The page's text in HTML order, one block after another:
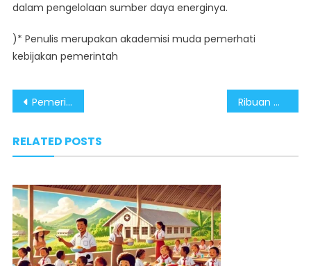
dalam pengelolaan sumber daya energinya.
)* Penulis merupakan akademisi muda pemerhati
kebijakan pemerintah
Post
Pemerintah Pastikan Hak Eks Karyawan Sritex Terjamin Ribuan Warga Telah Nikmati Program Cek Kesehatan Gratis
RELATED POSTS